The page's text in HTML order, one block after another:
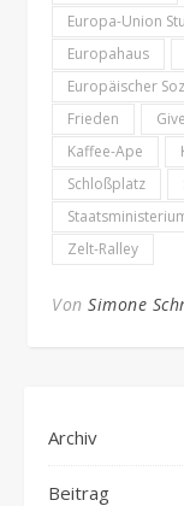
Europa-Union
Europahaus
Europäischer
Frieden
Kaffee-Ape
Schloßplatz
Zelt-Ralley
Von Simone
Archiv
Beitrag